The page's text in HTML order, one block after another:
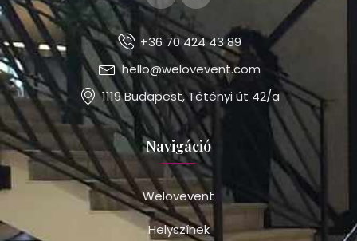
+36 70 424 43 89
hello@welovevent.com
1119 Budapest, Tétényi út 42/a
Navigáció
Welovevent
Helyszínek